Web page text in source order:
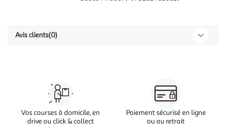
Avis clients(0)
Vos courses à domicile, en
drive ou click & collect
Paiement sécurisé en ligne
ou au retrait